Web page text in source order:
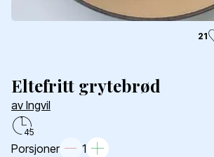
Eltefritt grytebrød
av Ingvil
45
Porsjoner 1
21